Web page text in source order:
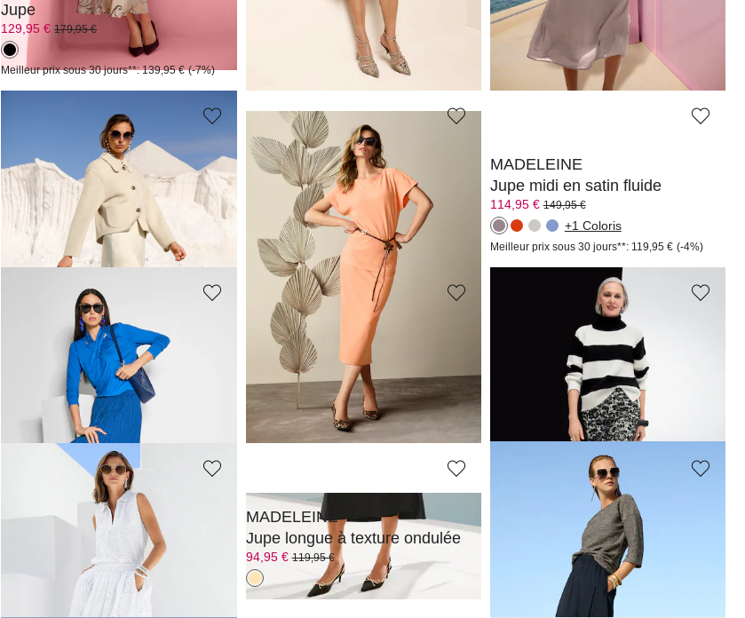
Jupe
129,95 €179,95 €
Meilleur prix sous 30 jours**: 139,95 € (-7%) Meilleur prix sous 30 jours**: 129,95 €
Jupe. Pur coton
139,95 €
Meilleur prix sous 30 jours**: 149,95 €
MADELEINE
Jupe midi en satin fluide
99,95 €179,95 €
+1 Coloris
MADELEINE
109,95 €
MADELEINE
Jupe midi en satin fluide
114,95 €149,95 €
+1 Coloris
Meilleur prix sous 30 jours**: 119,95 € (-4%)
MADELEINE
Jupe midi ample en plissé froissé
179,95 €
MADELEINE
Jupe
99,95 €149,95 €
MADELEINE
139,95 €
MADELEINE
189,95 €
Meilleur prix sous 30 jours**: 149,95 €
MADELEINE
Jupe longue à texture ondulée
94,95 €119,95 €
Jupe. Pur coton
199,95 €
Meilleur prix sous 30 jours**: 149,95 €